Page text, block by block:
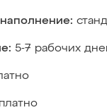
5-7 рабочих